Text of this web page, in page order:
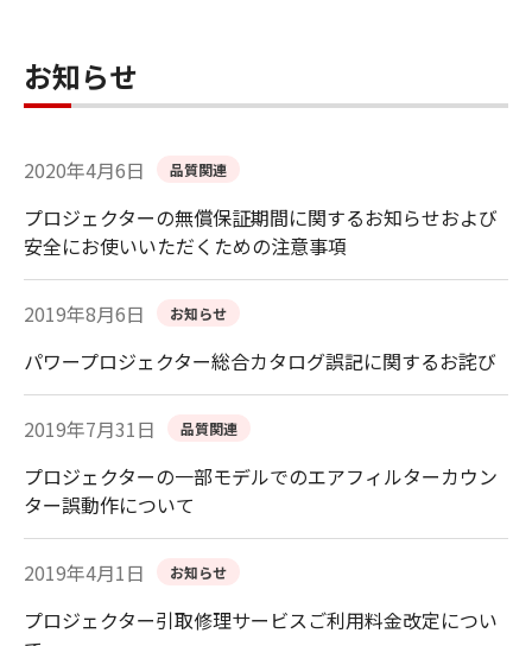
お知らせ
2020年4月6日 品質関連
プロジェクターの無償保証期間に関するお知らせおよび
安全にお使いいただくための注意事項
2019年8月6日 お知らせ
パワープロジェクター総合カタログ誤記に関するお詫び
2019年7月31日 品質関連
プロジェクターの一部モデルでのエアフィルターカウン
ター誤動作について
2019年4月1日 お知らせ
プロジェクター引取修理サービスご利用料金改定につい